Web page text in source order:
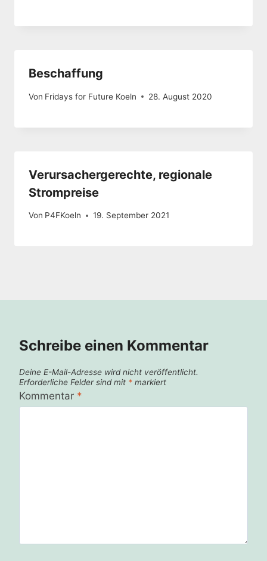
Beschaffung
Von Fridays for Future Koeln 28. August 2020
Verursachergerechte, regionale
Strompreise
Von P4FKoeln 19. September 2021
Schreibe einen Kommentar
Deine E-Mail-Adresse wird nicht veröffentlicht.
Erforderliche Felder sind mit * markiert
Kommentar *